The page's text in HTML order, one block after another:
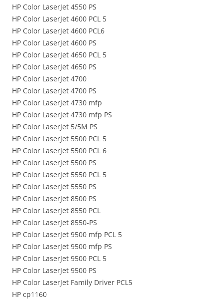
HP Color LaserJet 4550 PS
HP Color LaserJet 4600 PCL 5
HP Color LaserJet 4600 PCL6
HP Color LaserJet 4600 PS
HP Color LaserJet 4650 PCL 5
HP Color LaserJet 4650 PS
HP Color LaserJet 4700
HP Color LaserJet 4700 PS
HP Color LaserJet 4730 mfp
HP Color LaserJet 4730 mfp PS
HP Color LaserJet 5/5M PS
HP Color LaserJet 5500 PCL 5
HP Color LaserJet 5500 PCL 6
HP Color LaserJet 5500 PS
HP Color LaserJet 5550 PCL 5
HP Color LaserJet 5550 PS
HP Color LaserJet 8500 PS
HP Color LaserJet 8550 PCL
HP Color LaserJet 8550-PS
HP Color LaserJet 9500 mfp PCL 5
HP Color LaserJet 9500 mfp PS
HP Color LaserJet 9500 PCL 5
HP Color LaserJet 9500 PS
HP Color LaserJet Family Driver PCL5
HP cp1160